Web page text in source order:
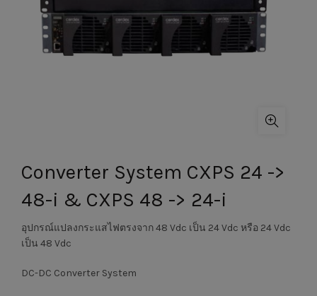
Converter System CXPS 24 ->
48-i & CXPS 48 -> 24-i
อุปกรณ์แปลงกระแสไฟตรงจาก 48 Vdc เป็น 24 Vdc หรือ 24 Vdc
เป็น 48 Vdc
DC-DC Converter System